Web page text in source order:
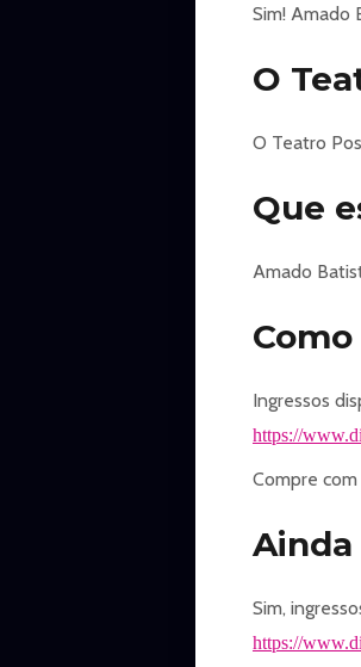
Sim! Amado
O
O Teatro
Que
Amado
Ingressos
https://
Compre
Sim,
https://